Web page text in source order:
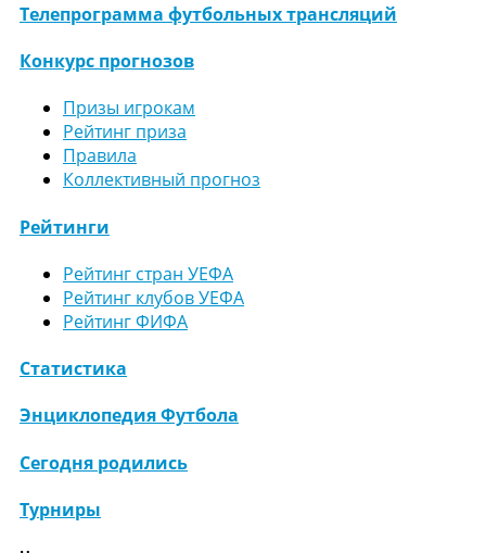
Телепрограмма футбольных трансляций
Конкурс прогнозов
Призы игрокам
Рейтинг приза
Правила
Коллективный прогноз
Рейтинги
Рейтинг стран УЕФА
Рейтинг клубов УЕФА
Рейтинг ФИФА
Статистика
Энциклопедия Футбола
Сегодня родились
Турниры